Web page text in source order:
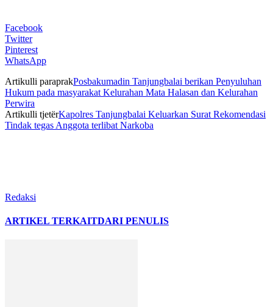
Facebook
Twitter
Pinterest
WhatsApp
Artikulli paraprakPosbakumadin Tanjungbalai berikan Penyuluhan
Hukum pada masyarakat Kelurahan Mata Halasan dan Kelurahan
Perwira
Artikulli tjetërKapolres Tanjungbalai Keluarkan Surat Rekomendasi
Tindak tegas Anggota terlibat Narkoba
Redaksi
ARTIKEL TERKAITDARI PENULIS